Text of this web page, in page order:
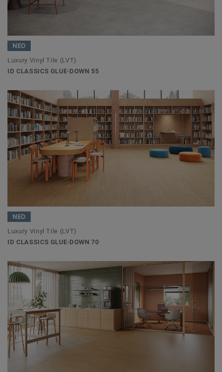
ΝΕΟ
Luxury Vinyl Tile (LVT)
ID CLASSICS GLUE-DOWN 55
ΝΕΟ
Luxury Vinyl Tile (LVT)
ID CLASSICS GLUE-DOWN 70